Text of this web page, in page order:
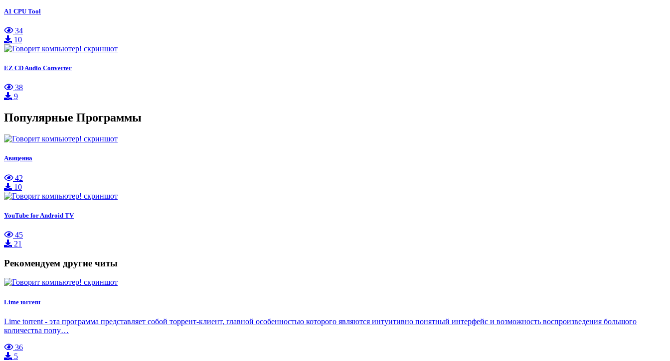
A1 CPU Tool
34
10
EZ CD Audio Converter
38
9
Популярные Программы
Авиценна
42
10
YouTube for Android TV
45
21
Рекомендуем другие читы
Lime torrent
Lime torrent - эта программа представляет собой торрент-клиент, главной особенностью которого являются интуитивно понятный интерфейс и возможность воспроизведения большого
количества попу…
36
5